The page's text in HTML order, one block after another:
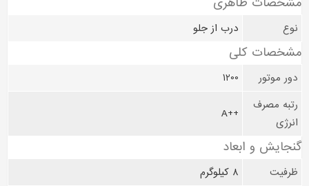
نوع درب از جلو
مشخصات کلی
دور موتور
1200
رتبه مصرف
انرژی
++A
گنجایش و ابعاد
ظرفیت
8 کیلوگرم